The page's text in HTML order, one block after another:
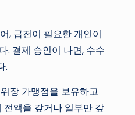
, 급전이 필요한 개인이
. 결제 승인이 나면, 수수
.
장 가맹점을 보유하고
액을 갚거나 일부만 갚